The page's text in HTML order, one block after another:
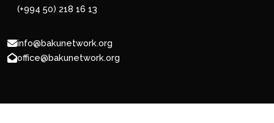
(+994 50) 218 16 13
info@bakunetwork.org
office@bakunetwork.org